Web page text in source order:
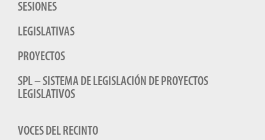
SESIONES
LEGISLATIVAS
PROYECTOS
SPL – SISTEMA DE LEGISLACIÓN DE PROYECTOS
LEGISLATIVOS
VOCES DEL RECINTO